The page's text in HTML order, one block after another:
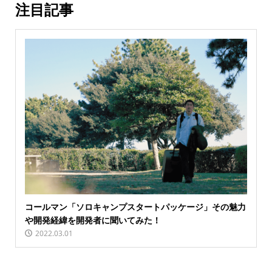
注目記事
コールマン「ソロキャンプスタートパッケージ」その魅力
や開発経緯を開発者に聞いてみた！
2022.03.01